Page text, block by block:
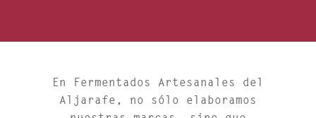
En Fermentados Artesanales del
Aljarafe, no sólo elaboramos